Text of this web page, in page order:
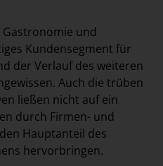
und
Kundensegment für
der Verlauf des weiteren
Auch die trüben
ließen nicht auf ein
durch Firmen- und
Hauptanteil des
hervorbringen.